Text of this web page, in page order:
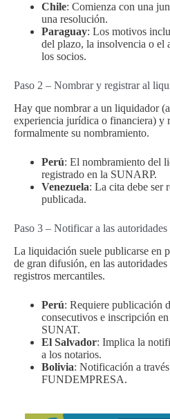
Chile: Comienza con una
una resolución.
Paraguay: Los motivos
del plazo, la insolvencia o el
los socios.
Paso 2 – Nombrar y registrar al
Hay que nombrar a un liquidador
experiencia jurídica o financiera) y
formalmente su nombramiento.
Perú: El nombramiento del
registrado en la SUNARP.
Venezuela: La cita debe ser
publicada.
Paso 3 – Notificar a las
La liquidación suele publicarse en
de gran difusión, en las
registros mercantiles.
Perú: Requiere publicación
consecutivos e inscripción
SUNAT.
El Salvador: Implica la
a los notarios.
Bolivia: Notificación a
FUNDEMPRESA.